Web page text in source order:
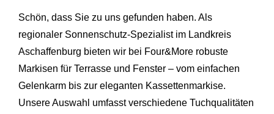
Schön, dass Sie zu uns gefunden haben. Als
regionaler Sonnenschutz-Spezialist im Landkreis
Aschaffenburg bieten wir bei Four&More robuste
Markisen für Terrasse und Fenster – vom einfachen
Gelenkarm bis zur eleganten Kassettenmarkise.
Unsere Auswahl umfasst verschiedene Tuchqualitäten